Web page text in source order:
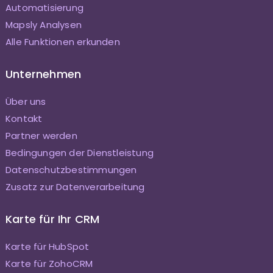
Automatisierung
Mapsly Analysen
Alle Funktionen erkunden
Unternehmen
Über uns
Kontakt
Partner werden
Bedingungen der Dienstleistung
Datenschutzbestimmungen
Zusatz zur Datenverarbeitung
Karte für Ihr CRM
Karte für HubSpot
Karte für ZohoCRM